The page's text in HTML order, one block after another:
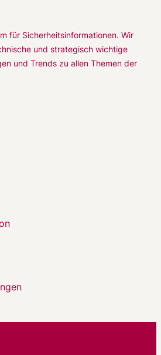
für Sicherheitsinformationen. Wir
und strategisch wichtige
und Trends zu allen Themen der